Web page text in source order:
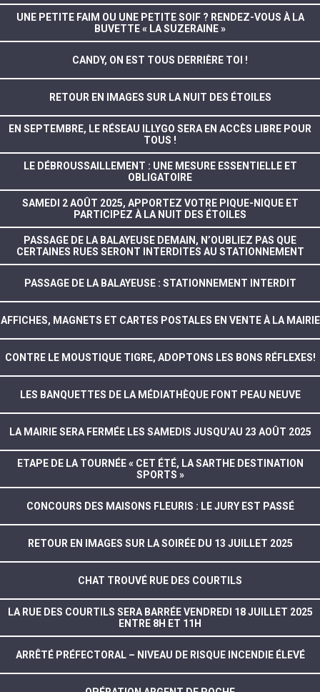
UNE PETITE FAIM OU UNE PETITE SOIF ? RENDEZ-VOUS À LA
BUVETTE « LA SUZERAINE »
CANDY, ON EST TOUS DERRIÈRE TOI !
RETOUR EN IMAGES SUR LA NUIT DES ÉTOILES
EN SEPTEMBRE, LE RÉSEAU ILLYGO SERA EN ACCÈS LIBRE POUR
TOUS !
LE DÉBROUSSAILLEMENT : UNE MESURE ESSENTIELLE ET
OBLIGATOIRE
SAMEDI 2 AOÛT 2025, APPORTEZ VOTRE PIQUE-NIQUE ET
PARTICIPEZ À LA NUIT DES ÉTOILES
PASSAGE DE LA BALAYEUSE DEMAIN, N’OUBLIEZ PAS QUE
CERTAINES RUES SERONT INTERDITES AU STATIONNEMENT
PASSAGE DE LA BALAYEUSE : STATIONNEMENT INTERDIT
AFFICHES, MAGNETS ET CARTES POSTALES EN VENTE À LA MAIRIE
CONTRE LE MOUSTIQUE TIGRE, ADOPTONS LES BONS RÉFLEXES!
LES BANQUETTES DE LA MÉDIATHÈQUE FONT PEAU NEUVE
LA MAIRIE SERA FERMÉE LES SAMEDIS JUSQU’AU 23 AOÛT 2025
ETAPE DE LA TOURNÉE « CET ÉTÉ, LA SARTHE DESTINATION
SPORTS »
CONCOURS DES MAISONS FLEURIS : LE JURY EST PASSÉ
RETOUR EN IMAGES SUR LA SOIRÉE DU 13 JUILLET 2025
CHAT TROUVÉ RUE DES COURTILS
LA RUE DES COURTILS SERA BARRÉE VENDREDI 18 JUILLET 2025
ENTRE 8H ET 11H
ARRÊTÉ PRÉFECTORAL – NIVEAU DE RISQUE INCENDIE ÉLEVÉ